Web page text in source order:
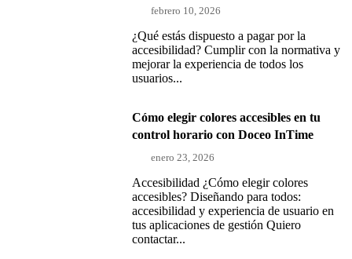
febrero 10, 2026
¿Qué estás dispuesto a pagar por la
accesibilidad? Cumplir con la normativa y
mejorar la experiencia de todos los
usuarios...
Cómo elegir colores accesibles en tu
control horario con Doceo InTime
enero 23, 2026
Accesibilidad ¿Cómo elegir colores
accesibles? Diseñando para todos:
accesibilidad y experiencia de usuario en
tus aplicaciones de gestión Quiero
contactar...